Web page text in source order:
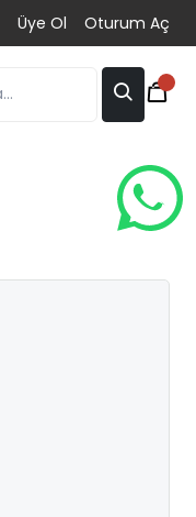
Üye Ol Oturum Aç